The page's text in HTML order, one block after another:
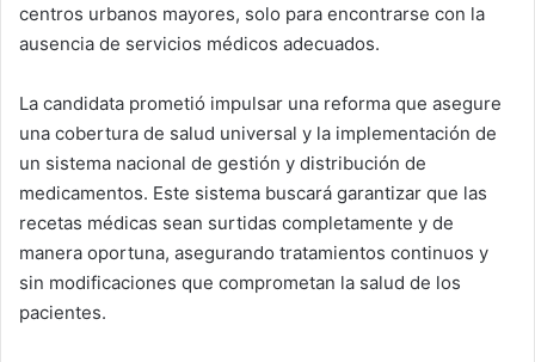
centros urbanos mayores, solo para encontrarse con la
ausencia de servicios médicos adecuados.
La candidata prometió impulsar una reforma que asegure
una cobertura de salud universal y la implementación de
un sistema nacional de gestión y distribución de
medicamentos. Este sistema buscará garantizar que las
recetas médicas sean surtidas completamente y de
manera oportuna, asegurando tratamientos continuos y
sin modificaciones que comprometan la salud de los
pacientes.